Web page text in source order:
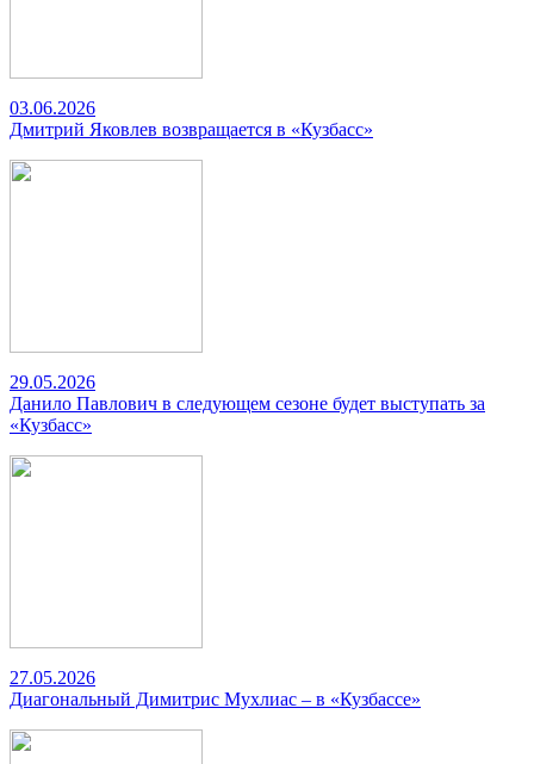
03.06.2026
Дмитрий Яковлев возвращается в «Кузбасс»
29.05.2026
Данило Павлович в следующем сезоне будет выступать за
«Кузбасс»
27.05.2026
Диагональный Димитрис Мухлиас – в «Кузбассе»